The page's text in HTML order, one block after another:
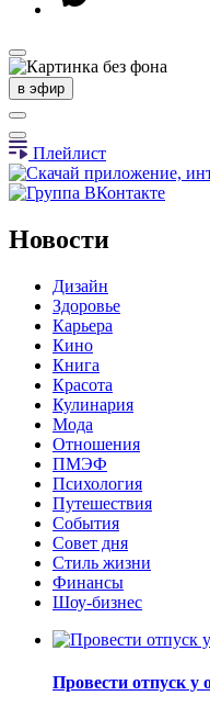
в эфир
Плейлист
Новости
Дизайн
Здоровье
Карьера
Кино
Книга
Красота
Кулинария
Мода
Отношения
ПМЭФ
Психология
Путешествия
События
Совет дня
Стиль жизни
Финансы
Шоу-бизнес
Провести отпуск у